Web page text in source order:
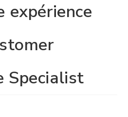
expérience
Specialist